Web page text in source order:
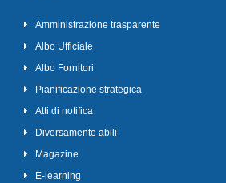
Amministrazione trasparente
Albo Ufficiale
Albo Fornitori
Pianificazione strategica
Atti di notifica
Diversamente abili
Magazine
E-learning